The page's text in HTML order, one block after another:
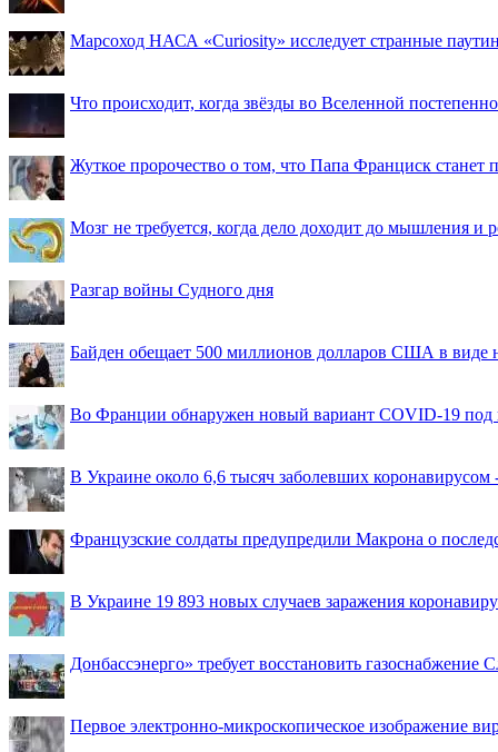
Марсоход НАСА «Curiosity» исследует странные
Что происходит, когда звёзды во Вселенной
Жуткое пророчество о том, что Папа Франциск
Мозг не требуется, когда дело доходит до мышления и
Разгар войны Судного дня
Байден обещает 500 миллионов долларов США в
Во Франции обнаружен новый вариант COVID-19 под
В Украине около 6,6 тысяч заболевших коронавирусом
Французские солдаты предупредили Макрона о
В Украине 19 893 новых случаев заражения
Донбассэнерго» требует восстановить газоснабжение
Первое электронно-микроскопическое изображение